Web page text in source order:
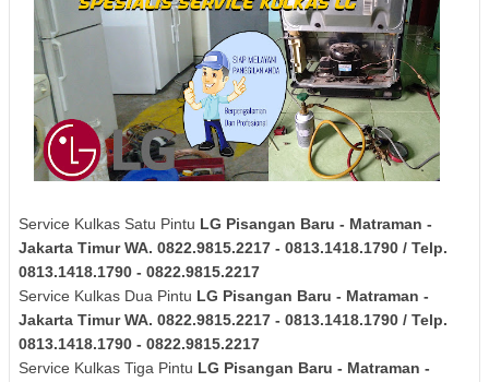
Service Kulkas Satu Pintu LG Pisangan Baru - Matraman -
Jakarta TimurWA. 0822.9815.2217 - 0813.1418.1790 / Telp.
0813.1418.1790 - 0822.9815.2217
Service Kulkas Dua Pintu LG Pisangan Baru - Matraman -
Jakarta TimurWA. 0822.9815.2217 - 0813.1418.1790 / Telp.
0813.1418.1790 - 0822.9815.2217
Service Kulkas Tiga Pintu LG Pisangan Baru - Matraman -